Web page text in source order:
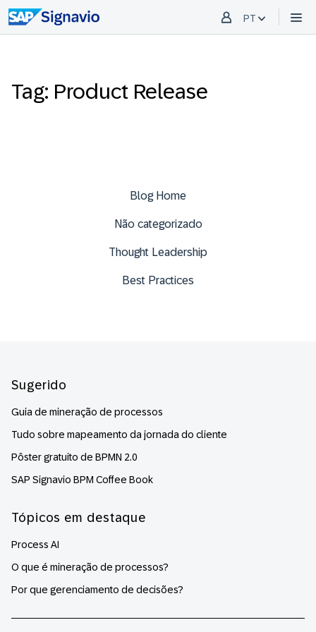
PT
Tag: Product Release
Blog Home
Não categorizado
Thought Leadership
Best Practices
Sugerido
Guia de mineração de processos
Tudo sobre mapeamento da jornada do cliente
Pôster gratuito de BPMN 2.0
SAP Signavio BPM Coffee Book
Tópicos em destaque
Process AI
O que é mineração de processos?
Por que gerenciamento de decisões?